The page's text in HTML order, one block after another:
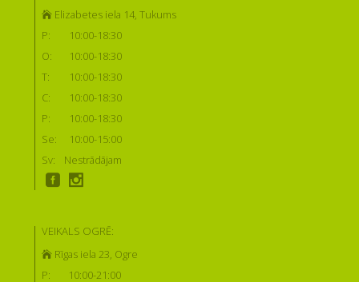
Elizabetes iela 14, Tukums
P:
10:00-18:30
O:
10:00-18:30
T:
10:00-18:30
C:
10:00-18:30
P:
10:00-18:30
Se:
10:00-15:00
Sv:
Nestrādājam
VEIKALS OGRĒ:
Rīgas iela 23, Ogre
P:
10:00-21:00